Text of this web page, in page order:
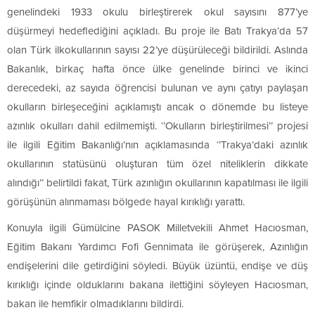
genelindeki 1933 okulu birleştirerek okul sayısını 877’ye
düşürmeyi hedeflediğini açıkladı. Bu proje ile Batı Trakya’da 57
olan Türk ilkokullarının sayısı 22’ye düşürüleceği bildirildi. Aslında
Bakanlık, birkaç hafta önce ülke genelinde birinci ve ikinci
derecedeki, az sayıda öğrencisi bulunan ve aynı çatıyı paylaşan
okulların birleşeceğini açıklamıştı ancak o dönemde bu listeye
azınlık okulları dahil edilmemişti. ‘’Okulların birleştirilmesi’’ projesi
ile ilgili Eğitim Bakanlığı’nın açıklamasında ‘’Trakya’daki azınlık
okullarının statüsünü oluşturan tüm özel niteliklerin dikkate
alındığı’’ belirtildi fakat, Türk azınlığın okullarının kapatılması ile ilgili
görüşünün alınmaması bölgede hayal kırıklığı yarattı.
Konuyla ilgili Gümülcine PASOK Milletvekili Ahmet Hacıosman,
Eğitim Bakanı Yardımcı Fofi Gennimata ile görüşerek, Azınlığın
endişelerini dile getirdiğini söyledi. Büyük üzüntü, endişe ve düş
kırıklığı içinde olduklarını bakana ilettiğini söyleyen Hacıosman,
bakan ile hemfikir olmadıklarını bildirdi.